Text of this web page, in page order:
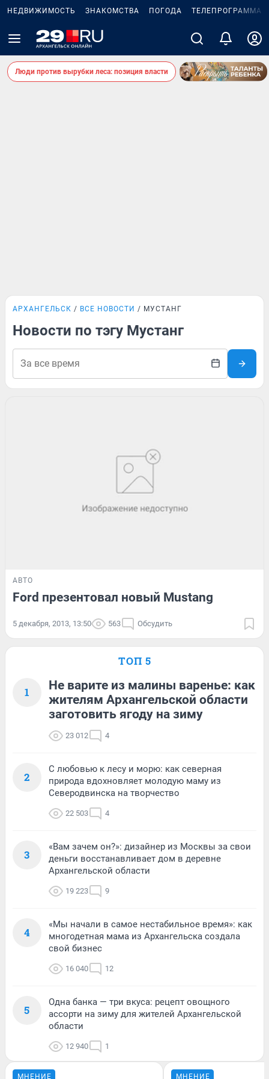
НЕДВИЖИМОСТЬ ЗНАКОМСТВА ПОГОДА ТЕЛЕПРОГРАММА
Люди против вырубки леса: позиция власти
АРХАНГЕЛЬСК ВСЕ НОВОСТИ МУСТАНГ
Новости по тэгу Мустанг
АВТО
Ford презентовал новый Mustang
5 декабря, 2013, 13:50 563 Обсудить
ТОП 5
1
Не варите из малины варенье: как
жителям Архангельской области
заготовить ягоду на зиму
23 012 4
2
С любовью к лесу и морю: как северная
природа вдохновляет молодую маму из
Северодвинска на творчество
22 503 4
3
«Вам зачем он?»: дизайнер из Москвы за свои
деньги восстанавливает дом в деревне
Архангельской области
19 223 9
4
«Мы начали в самое нестабильное время»: как
многодетная мама из Архангельска создала
свой бизнес
16 040 12
5
Одна банка — три вкуса: рецепт овощного
ассорти на зиму для жителей Архангельской
области
12 940 1
МНЕНИЕ МНЕНИЕ